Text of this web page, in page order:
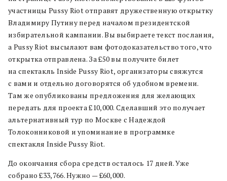
участницы Pussy Riot отправят дружественную открытку
Владимиру Путину перед началом президентской
избирательной кампании. Вы выбираете текст послания,
а Pussy Riot высылают вам фотодоказательство того, что
открытка отправлена. За £50 вы получите билет
на спектакль Inside Pussy Riot, организаторы свяжутся
с вами и отдельно договорятся об удобном времени.
Там же опубликованы предложения для желающих
передать для проекта £10,000. Сделавший это получает
альтернативный тур по Москве с Надеждой
Толоконниковой и упоминание в программке
спектакля Inside Pussy Riot.
До окончания сбора средств осталось 17 дней. Уже
собрано £33,766. Нужно —£60,000.